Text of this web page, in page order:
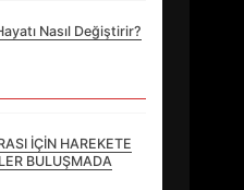
Nasıl Değiştirir?
İÇİN HAREKETE
BULUŞMADA